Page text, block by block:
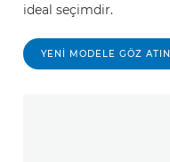
ideal seçimdir.
YENI MODELE GÖZ ATIN